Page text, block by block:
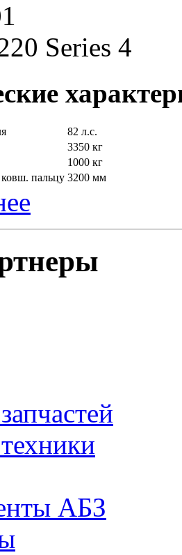
Series 4
82 л.с.
3350 кг
1000 кг
пальцу 3200 мм
АБЗ